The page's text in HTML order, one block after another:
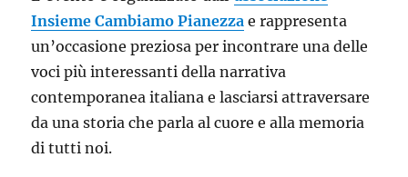
Insieme Cambiamo Pianezza e rappresenta
un’occasione preziosa per incontrare una delle
voci più interessanti della narrativa
contemporanea italiana e lasciarsi attraversare
da una storia che parla al cuore e alla memoria
di tutti noi.